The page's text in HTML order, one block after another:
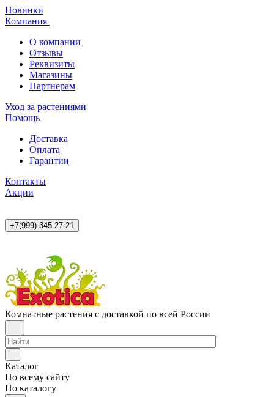
Новинки
Компания
О компании
Отзывы
Реквизиты
Магазины
Партнерам
Уход за растениями
Помощь
Доставка
Оплата
Гарантии
Контакты
Акции
+7(999) 345-27-21
Комнатные растения с доставкой по всей России
Каталог
По всему сайту
По каталогу